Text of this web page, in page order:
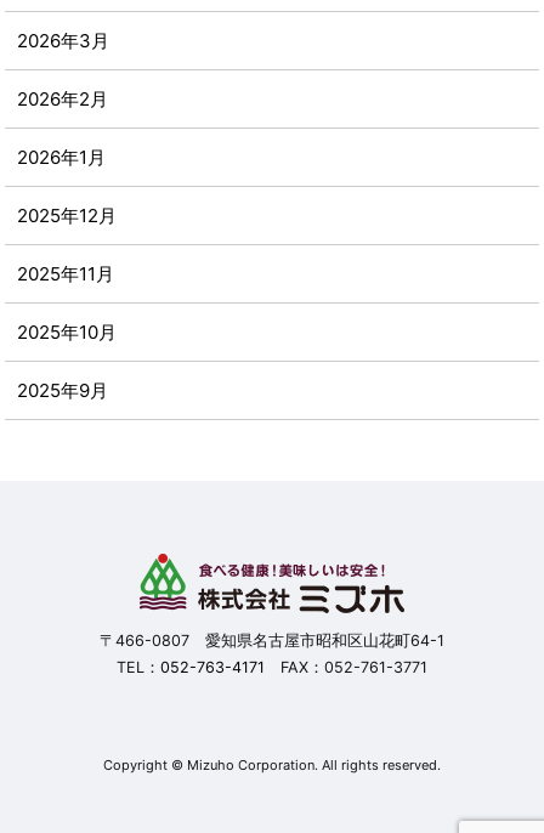
2026年3月
2026年2月
2026年1月
2025年12月
2025年11月
2025年10月
2025年9月
〒466-0807 愛知県名古屋市昭和区山花町64-1
TEL： 052-763-4171 FAX：052-761-3771
Copyright © Mizuho Corporation. All rights reserved.